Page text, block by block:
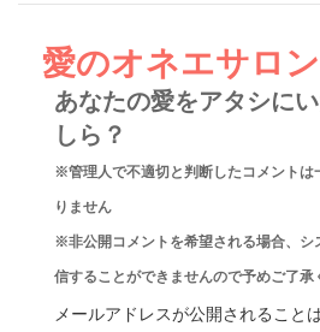
愛のオネエサロン
あなたの愛をアタシに
しら？
※管理人で不適切と判断したコメントは
りません
※非公開コメントを希望される場合、シ
信することができませんので予めご了承
メールアドレスが公開されること